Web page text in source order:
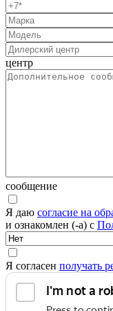
центр
сообщение
Я даю согласие на
и ознакомлен (-а) с
Я согласен получать